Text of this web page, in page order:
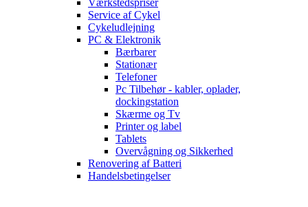
Værkstedspriser
Service af Cykel
Cykeludlejning
PC & Elektronik
Bærbarer
Stationær
Telefoner
Pc Tilbehør - kabler, oplader,
dockingstation
Skærme og Tv
Printer og label
Tablets
Overvågning og Sikkerhed
Renovering af Batteri
Handelsbetingelser